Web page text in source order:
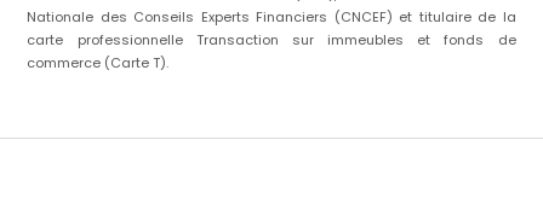
Nationale des Conseils Experts Financiers (CNCEF) et titulaire de la
carte professionnelle Transaction sur immeubles et fonds de
commerce (Carte T).